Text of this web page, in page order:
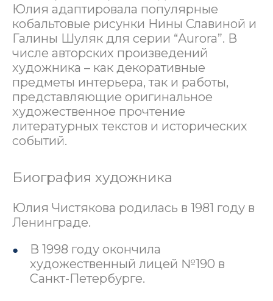
Юлия адаптировала популярные
кобальтовые рисунки Нины Славиной и
Галины Шуляк для серии “Aurora”. В
числе авторских произведений
художника – как декоративные
предметы интерьера, так и работы,
представляющие оригинальное
художественное прочтение
литературных текстов и исторических
событий.
Биография художника
Юлия Чистякова родилась в 1981 году в
Ленинграде.
В 1998 году окончила
художественный лицей №190 в
Санкт-Петербурге.